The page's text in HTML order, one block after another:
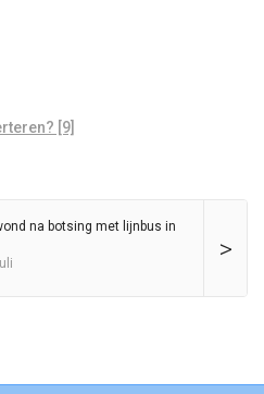
[9]
>
na botsing met lijnbus in